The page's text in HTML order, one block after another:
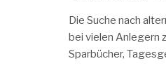
Die Suche nach
bei vielen Anlegern
Sparbücher,